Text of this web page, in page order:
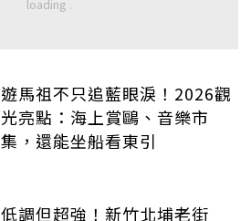
遊馬祖不只追藍眼淚！2026觀
光亮點：海上賞鷗、音樂市
集，還能坐船看東引
低調但超強！新竹北埔老街